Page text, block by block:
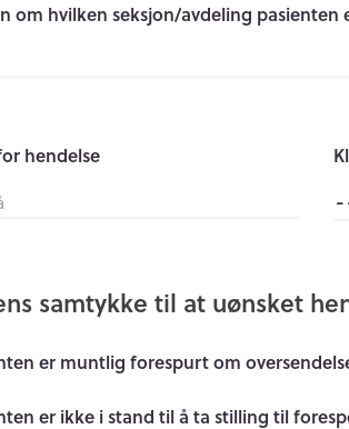
om hvilken seksjon/avdeling pasienten
hendelse
samtykke til at uønsket
er muntlig forespurt om
er ikke i stand til å ta stilling til